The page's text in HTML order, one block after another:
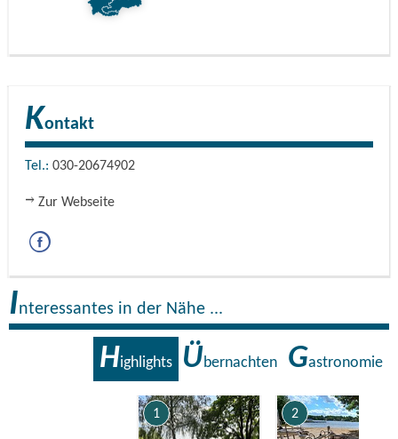
Kontakt
Tel.: 030-20674902
Zur Webseite
Interessantes in der Nähe ...
Highlights Übernachten Gastronomie
1 2